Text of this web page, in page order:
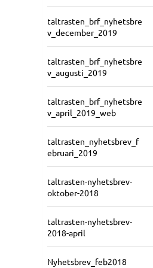
taltrasten_brf_nyhetsbre
v_december_2019
taltrasten_brf_nyhetsbre
v_augusti_2019
taltrasten_brf_nyhetsbre
v_april_2019_web
taltrasten_nyhetsbrev_f
ebruari_2019
taltrasten-nyhetsbrev-
oktober-2018
taltrasten-nyhetsbrev-
2018-april
Nyhetsbrev_feb2018